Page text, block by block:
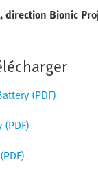
Bionic
(PDF)